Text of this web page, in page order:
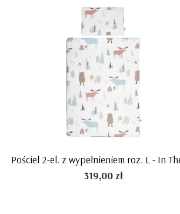
319,00 zł